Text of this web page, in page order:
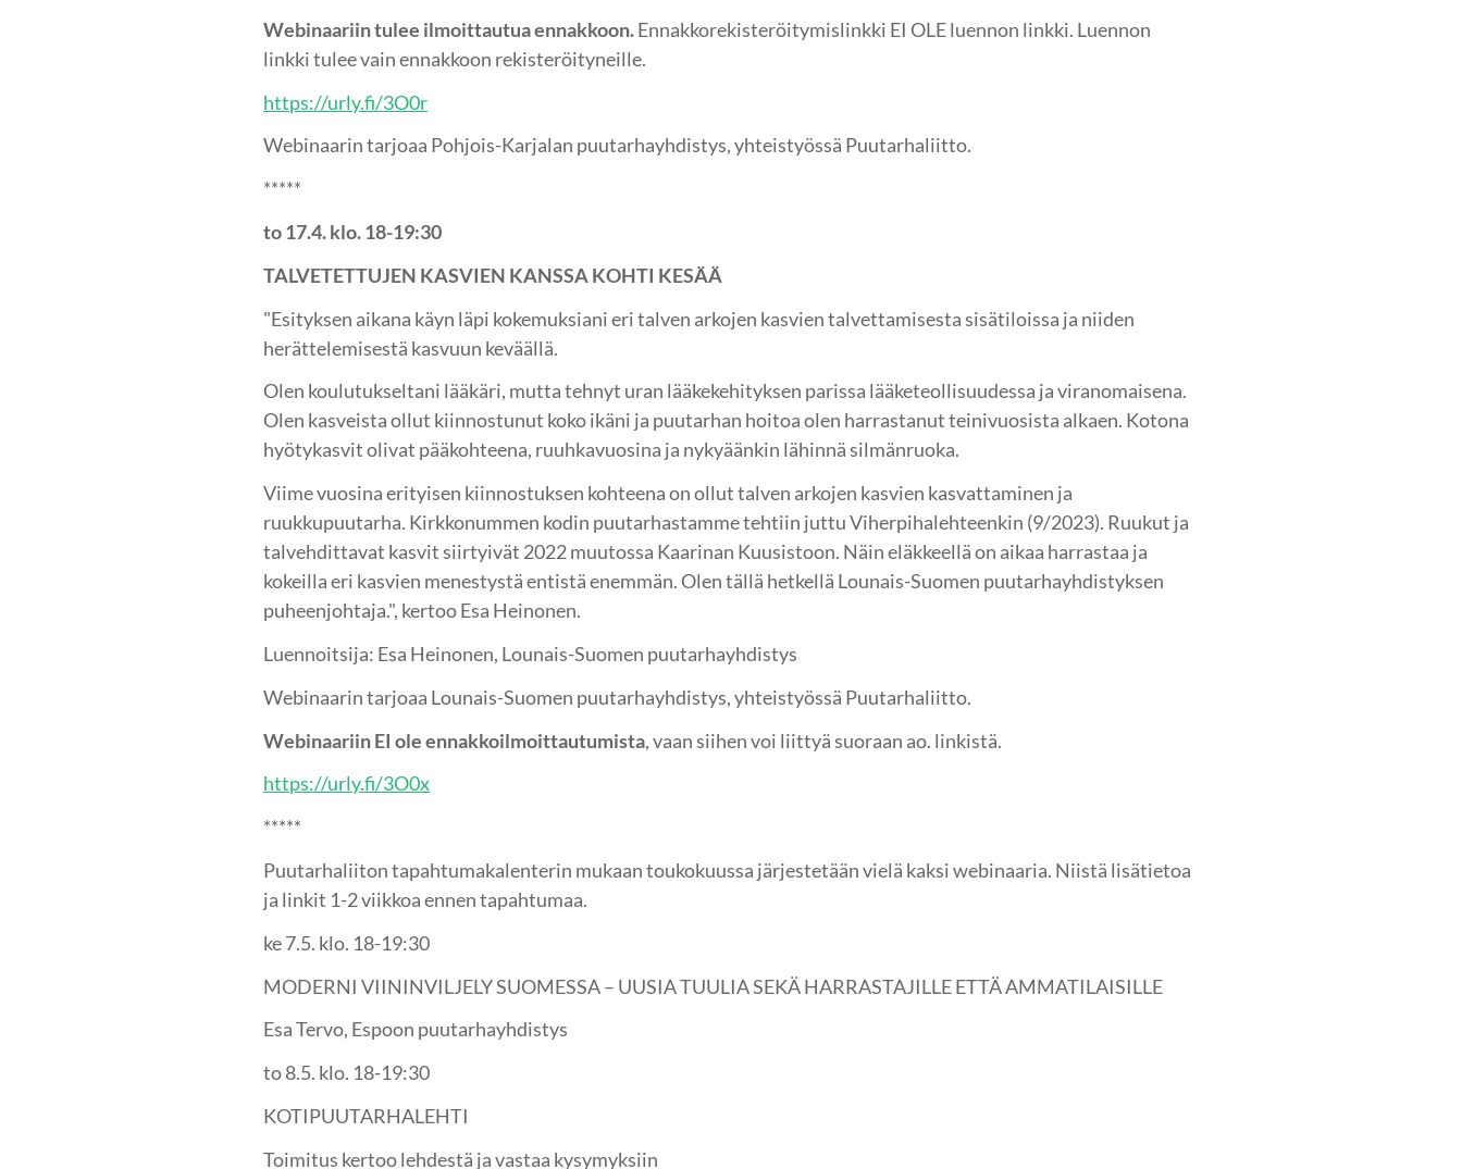
Webinaariin tulee ilmoittautua ennakkoon.Ennakkorekisteröitymislinkki EI OLE luennon linkki. Luennon
linkki tulee vain ennakkoon rekisteröityneille.
https://urly.fi/3O0r
Webinaarin tarjoaa Pohjois-Karjalan puutarhayhdistys, yhteistyössä Puutarhaliitto.
*****
to 17.4. klo. 18-19:30
TALVETETTUJEN KASVIEN KANSSA KOHTI KESÄÄ
"Esityksen aikana käyn läpi kokemuksiani eri talven arkojen kasvien talvettamisesta sisätiloissa ja niiden
herättelemisestä kasvuun keväällä.
Olen koulutukseltani lääkäri, mutta tehnyt uran lääkekehityksen parissa lääketeollisuudessa ja viranomaisena.
Olen kasveista ollut kiinnostunut koko ikäni ja puutarhan hoitoa olen harrastanut teinivuosista alkaen. Kotona
hyötykasvit olivat pääkohteena, ruuhkavuosina ja nykyäänkin lähinnä silmänruoka.
Viime vuosina erityisen kiinnostuksen kohteena on ollut talven arkojen kasvien kasvattaminen ja
ruukkupuutarha. Kirkkonummen kodin puutarhastamme tehtiin juttu Viherpihalehteenkin (9/2023). Ruukut ja
talvehdittavat kasvit siirtyivät 2022 muutossa Kaarinan Kuusistoon. Näin eläkkeellä on aikaa harrastaa ja
kokeilla eri kasvien menestystä entistä enemmän. Olen tällä hetkellä Lounais-Suomen puutarhayhdistyksen
puheenjohtaja.", kertoo Esa Heinonen.
Luennoitsija: Esa Heinonen, Lounais-Suomen puutarhayhdistys
Webinaarin tarjoaa Lounais-Suomen puutarhayhdistys, yhteistyössä Puutarhaliitto.
Webinaariin EI ole ennakkoilmoittautumista, vaan siihen voi liittyä suoraan ao. linkistä.
https://urly.fi/3O0x
*****
Puutarhaliiton tapahtumakalenterin mukaan toukokuussa järjestetään vielä kaksi webinaaria. Niistä lisätietoa
ja linkit 1-2 viikkoa ennen tapahtumaa.
ke 7.5. klo. 18-19:30
MODERNI VIININVILJELY SUOMESSA – UUSIA TUULIA SEKÄ HARRASTAJILLE ETTÄ AMMATILAISILLE
Esa Tervo, Espoon puutarhayhdistys
to 8.5. klo. 18-19:30
KOTIPUUTARHALEHTI
Toimitus kertoo lehdestä ja vastaa kysymyksiin